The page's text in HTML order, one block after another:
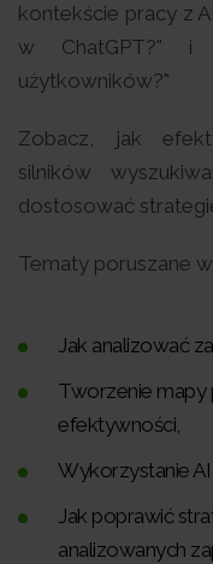
kontekście pracy z
w ChatGPT?" i
użytkowników?"
Zobacz, jak
silników
dostosować
Tematy poruszane
Jak analizować
Tworzenie
efektywności,
Wykorzystanie
Jak poprawić
analizowanych